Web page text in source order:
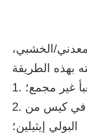
الخشبي،
غير مجمع؛
2. يتم تغليف كل جزء في كيس من
البولي إيثيلين؛